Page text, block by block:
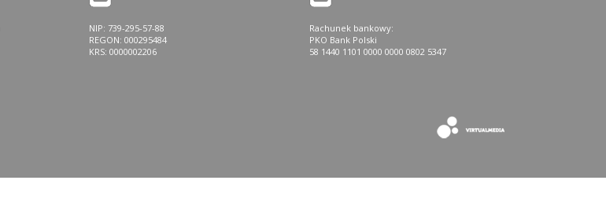
NIP: 739-295-57-88
REGON: 000295484
KRS: 0000002206
Rachunek bankowy:
PKO Bank Polski
58 1440 1101 0000 0000 0802 5347